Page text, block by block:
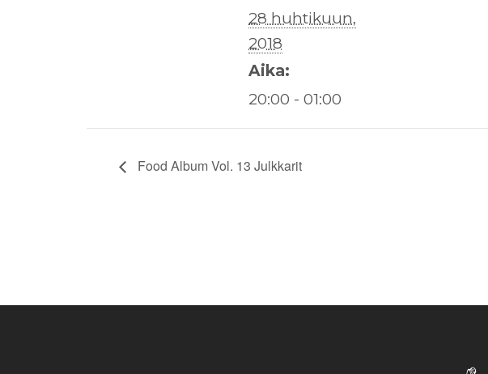
28 huhtikuun,
2018
Aika:
20:00 - 01:00
Food Album Vol. 13 Julkkarit